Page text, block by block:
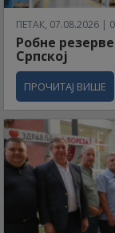
ПЕТАК, 07.08.2026 |
Робне
Српској
ПРОЧИТАЈ ВИШЕ